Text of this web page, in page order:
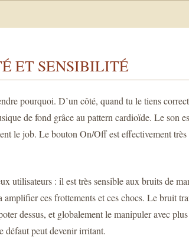
ET SENSIBILITÉ
pourquoi. D’un côté, quand tu le tiens
de fond grâce au pattern cardioïde. Le son
job. Le bouton On/Off est effectivement
: il est très sensible aux bruits de
ces frottements et ces chocs. Le bruit
dessus, et globalement le manipuler avec
défaut peut devenir irritant.